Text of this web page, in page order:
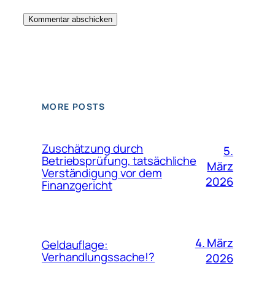
MORE POSTS
Zuschätzung durch
Betriebsprüfung, tatsächliche
Verständigung vor dem
Finanzgericht
5.
März
2026
Geldauflage:
Verhandlungssache!?
4. März
2026